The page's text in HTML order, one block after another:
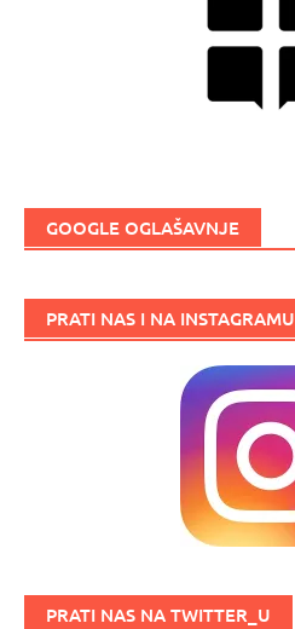
GOOGLE OGLAŠAVNJE
PRATI NAS I NA INSTAGRAMU
PRATI NAS NA TWITTER_U